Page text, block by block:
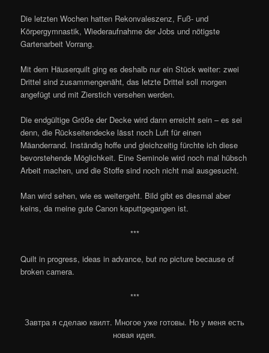
Die letzten Wochen hatten Rekonvaleszenz, Fuß- und
Körpergymnastik, Wiederaufnahme der Jobs und nötigste
Gartenarbeit Vorrang.
Mit dem Häuserquilt ging es deshalb nur ein Stück weiter: zwei
Drittel sind zusammengenäht, das letzte Drittel soll morgen
angefügt und mit Zierstich versehen werden.
Die endgültige Größe der Decke wird dann erreicht sein – es sei
denn, die Rückseitendecke lässt noch Luft für einen
Mäanderrand. Inständig hoffe und gleichzeitig fürchte ich diese
bevorstehende Möglichkeit. Eine Seminole wird noch mal hübsch
Arbeit machen, und die Stoffe sind noch nicht mal ausgesucht.
Man wird sehen, wie es weitergeht. Bild gibt es diesmal aber
keins, da meine gute Canon kaputtgegangen ist.
***
Quilt in progress, ideas in advance, but no picture because of
broken camera.
***
Завтра я сделаю квилт. Многое уже готовы. Но у меня есть
новая идея.